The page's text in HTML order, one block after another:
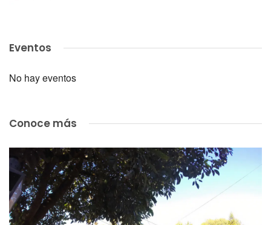
Eventos
No hay eventos
Conoce más